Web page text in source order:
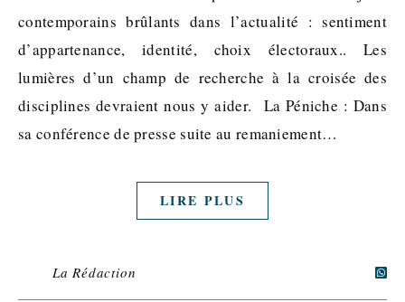
contemporains brûlants dans l’actualité : sentiment
d’appartenance, identité, choix électoraux.. Les
lumières d’un champ de recherche à la croisée des
disciplines devraient nous y aider. La Péniche : Dans
sa conférence de presse suite au remaniement…
LIRE PLUS
La Rédaction